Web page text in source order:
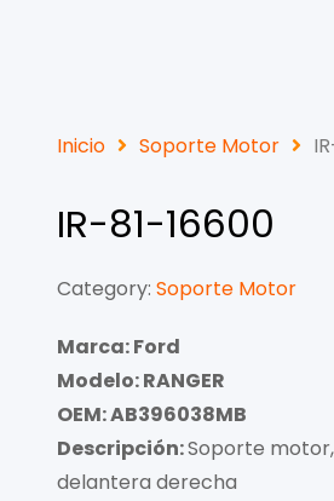
Inicio Soporte Motor
IR-81-16600
Category: Soporte Motor
Marca: Ford
Modelo: RANGER
OEM: AB396038MB
Descripción:Soporte
delantera derecha